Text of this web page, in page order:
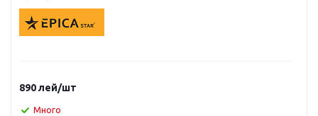
890лей/шт
Много